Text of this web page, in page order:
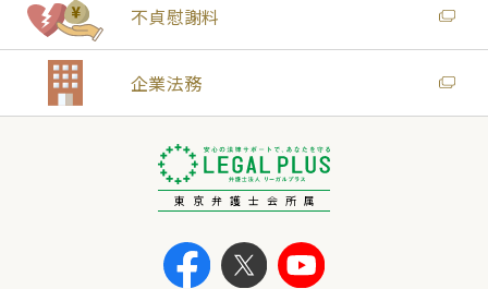
不貞慰謝料
企業法務
東京弁護士会所属